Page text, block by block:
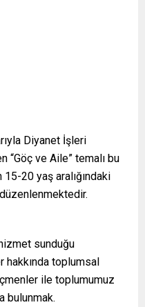
Diyanet İşleri
“Göç ve Aile” temalı bu
15-20 yaş aralığındaki
hizmet sunduğu
toplumsal
ile toplumumuz
bulunmak.